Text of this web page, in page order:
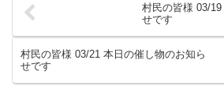
村民の皆様 03/
せです
村民の皆様 03/21 本日の催し物のお知ら
せです